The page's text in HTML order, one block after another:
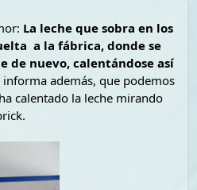
La leche que sobra en los
a la fábrica, donde se
de nuevo, calentándose así
informa además, que podemos
calentado la leche mirando